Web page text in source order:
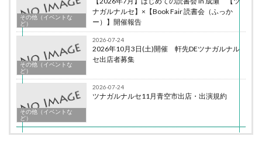
その他（イベントな
ど）
ナガルナルセ】×【Book Fair 読書会（ふっか
ー）】開催報告
その他（イベントな
ど）
2026-07-24
2026年10月3日(土)開催 軒先DEツナガルナル
セ出店者募集
その他（イベントな
ど）
2026-07-24
ツナガルナルセ11月青空市出店・出演規約